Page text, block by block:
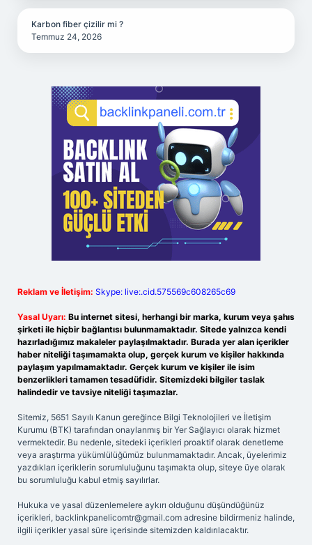
Karbon fiber çizilir mi ?
Temmuz 24, 2026
Reklam ve İletişim: Skype: live:.cid.575569c608265c69
Yasal Uyarı: Bu internet sitesi, herhangi bir marka, kurum veya şahıs
şirketi ile hiçbir bağlantısı bulunmamaktadır. Sitede yalnızca kendi
hazırladığımız makaleler paylaşılmaktadır. Burada yer alan içerikler
haber niteliği taşımamakta olup, gerçek kurum ve kişiler hakkında
paylaşım yapılmamaktadır. Gerçek kurum ve kişiler ile isim
benzerlikleri tamamen tesadüfidir. Sitemizdeki bilgiler taslak
halindedir ve tavsiye niteliği taşımazlar.
Sitemiz, 5651 Sayılı Kanun gereğince Bilgi Teknolojileri ve İletişim
Kurumu (BTK) tarafından onaylanmış bir Yer Sağlayıcı olarak hizmet
vermektedir. Bu nedenle, sitedeki içerikleri proaktif olarak denetleme
veya araştırma yükümlülüğümüz bulunmamaktadır. Ancak, üyelerimiz
yazdıkları içeriklerin sorumluluğunu taşımakta olup, siteye üye olarak
bu sorumluluğu kabul etmiş sayılırlar.
Hukuka ve yasal düzenlemelere aykırı olduğunu düşündüğünüz
içerikleri, backlinkpanelicomtr@gmail.com adresine bildirmeniz halinde,
ilgili içerikler yasal süre içerisinde sitemizden kaldırılacaktır.